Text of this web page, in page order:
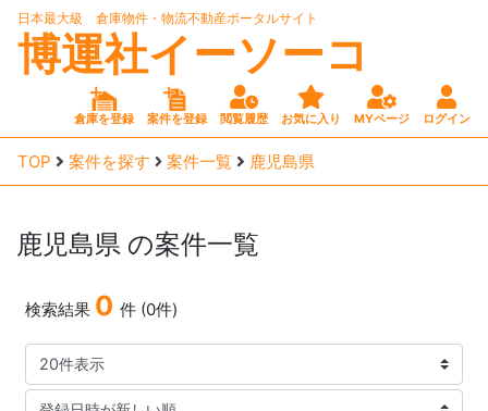
日本最大級 倉庫物件・物流不動産ポータルサイト
博運社イーソーコ
倉庫を登録 案件を登録 閲覧履歴 お気に入り MYページ ログイン
TOP 案件を探す 案件一覧 鹿児島県
鹿児島県 の案件一覧
検索結果 0 件 (0件)